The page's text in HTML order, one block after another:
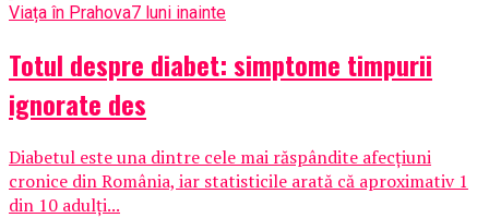
Viața în Prahova7 luni inainte
Totul despre diabet: simptome timpurii
ignorate des
Diabetul este una dintre cele mai răspândite afecţiuni
cronice din România, iar statisticile arată că aproximativ 1
din 10 adulţi...